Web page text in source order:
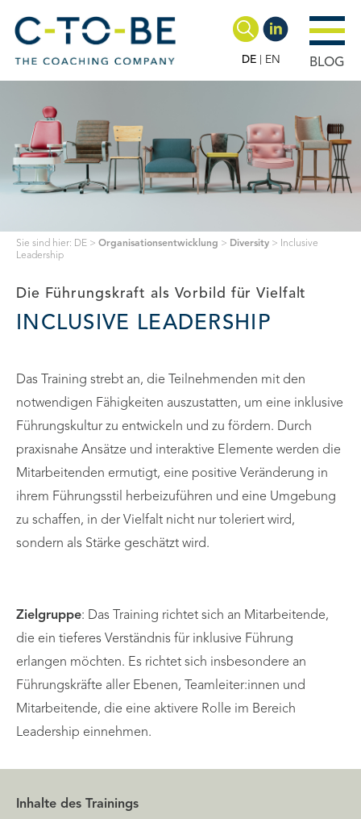
DE EN BLOG
Sie sind hier: DE > Organisationsentwicklung > Diversity >
Inclusive
Leadership
Die Führungskraft als Vorbild für Vielfalt
INCLUSIVE LEADERSHIP
Das Training strebt an, die Teilnehmenden mit den
notwendigen Fähigkeiten auszustatten, um eine inklusive
Führungskultur zu entwickeln und zu fördern. Durch
praxisnahe Ansätze und interaktive Elemente werden die
Mitarbeitenden ermutigt, eine positive Veränderung in
ihrem Führungsstil herbeizuführen und eine Umgebung
zu schaffen, in der Vielfalt nicht nur toleriert wird,
sondern als Stärke geschätzt wird.
Zielgruppe: Das Training richtet sich an Mitarbeitende,
die ein tieferes Verständnis für inklusive Führung
erlangen möchten. Es richtet sich insbesondere an
Führungskräfte aller Ebenen, Teamleiter:innen und
Mitarbeitende, die eine aktivere Rolle im Bereich
Leadership einnehmen.
Inhalte des Trainings